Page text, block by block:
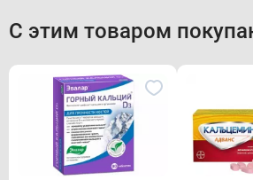
С этим товаром